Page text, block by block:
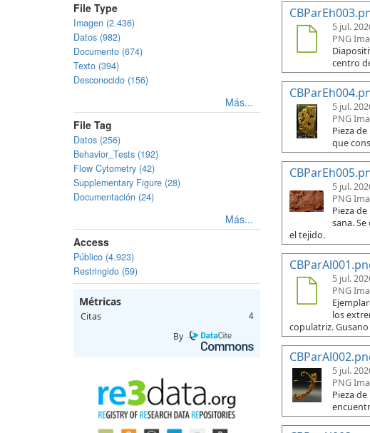
File Type
Imagen (2.436)
Datos (982)
Documento (674)
Texto (394)
Desconocido (156)
Más...
File Tag
Datos (256)
Behavior_Tests (192)
Flow Cytometry (42)
Supplementary Figure (28)
Documentación (24)
Más...
Access
Público (4.923)
Restringido (59)
Métricas
Citas 4
By
5 jul.
PNG
centro
5 jul.
PNG
Pieza
que
5 jul.
PNG
Pieza
sana.
el tejido.
5 jul.
PNG
los
copulatriz.
5 jul.
PNG
Pieza